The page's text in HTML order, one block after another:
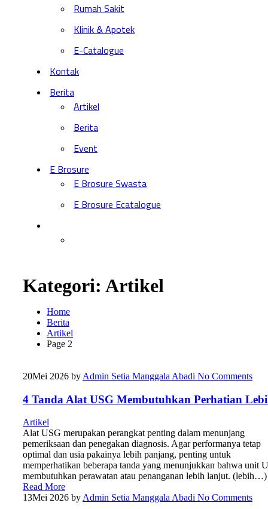
Rumah Sakit
Klinik & Apotek
E-Catalogue
Kontak
Berita
Artikel
Berita
Event
E Brosure
E Brosure Swasta
E Brosure Ecatalogue
Kategori: Artikel
Home
Berita
Artikel
Page 2
20Mei 2026 by Admin Setia Manggala Abadi No Comments
4 Tanda Alat USG Membutuhkan Perhatian
Artikel
Alat USG merupakan perangkat penting dalam menunjang
pemeriksaan dan penegakan diagnosis. Agar performanya tetap
optimal dan usia pakainya lebih panjang, penting untuk
memperhatikan beberapa tanda yang menunjukkan bahwa unit
membutuhkan perawatan atau penanganan lebih lanjut. (lebih…)
Read More
13Mei 2026 byAdmin Setia Manggala Abadi No Comments